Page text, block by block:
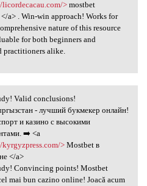
>mostbet
a> . Win-win approach! Works for
nature of this resource
for both beginners and
practitioners alike.
Valid
Valid conclusions!
- лучший букмекер онлайн!
и казино с высокими
➡️ <a
>Mostbet в
</a>
Convincing points! Mostbet
mai bun cazino online! Joacă acum